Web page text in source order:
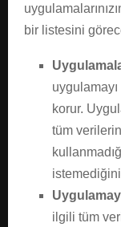
bir listesini
korur.
tüm
ilgili tüm